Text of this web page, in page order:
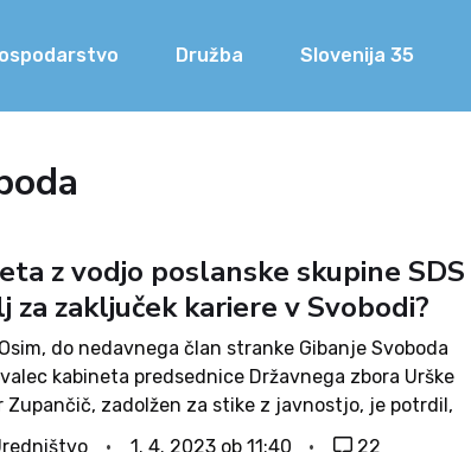
Družba Slovenija 35
z vodjo poslanske skupine SDS
za zaključek kariere v Svobodi?
do nedavnega član stranke Gibanje Svoboda
kabineta predsednice Državnega zbora Urške
Zupančič, zadolžen za stike z javnostjo, je potrdil,
zamrznitvi statusa svetovalca predsednice DZ
1. 4. 2023 ob 11:40 22